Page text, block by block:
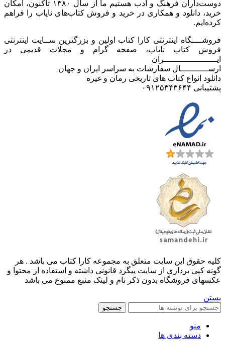
دوست‌داران فرهنگ و ادب هستیم ما از سال ۱۳۸۰ تاکنون، امکان
خرید، دانلود و همکاری در خرید و فروش کتاب‌های نایاب را فراهم
کرده‌ایم.
فروشــــگاه اینترنتی کارا کتاب اولین و بزرگترین ســایت اینترنتی
فروش کتاب نایاب، صفحه گرام و مجلات قدیمی در
ایـــــــــــــــــــــران
ارســـــــــــال سفارشات به سراسر ایران و جهان
دانلود انواع کتاب های تاریخی رمان و غیره
پشتیبانی ۰۹۱۲۵۳۴۳۶۴۴
کليه حقوق اين سايت متعلق به مجموعه کارا کتاب می باشد . هر
گونه کپی برداری از سایت پیگرد قانونی داشته و استفاده از محتوا و
عکسهای فروشگاه بدون ذکر نام و لینک منبع ممنوع می باشد
بستن
جستجو
منو
دسته بندی ها